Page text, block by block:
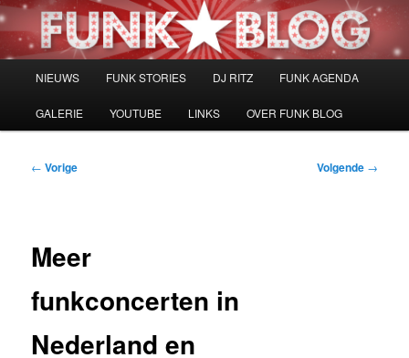
Spring
naar
NIEUWS FUNK STORIES DJ RITZ FUNK AGENDA
GALERIE YOUTUBE LINKS OVER FUNK BLOG
Bericht
← Vorige Volgende →
Meer
funkconcerten in
Nederland en